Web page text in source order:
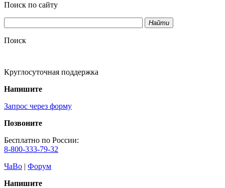
Поиск по сайту
Найти
Поиск
Круглосуточная поддержка
Напишите
Запрос через форму
Позвоните
Бесплатно по России:
8-800-333-79-32
ЧаВо | Форум
Напишите